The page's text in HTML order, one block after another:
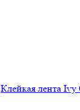
Клейкая лента